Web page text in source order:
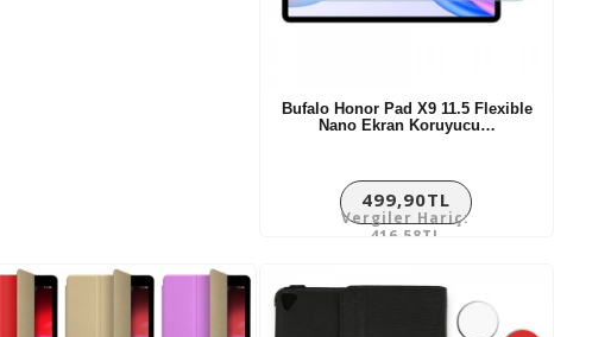
Bufalo Honor Pad X9 11.5 Flexible
Nano Ekran Koruyucu…
499,90TL
Vergiler Hariç:
416,58TL